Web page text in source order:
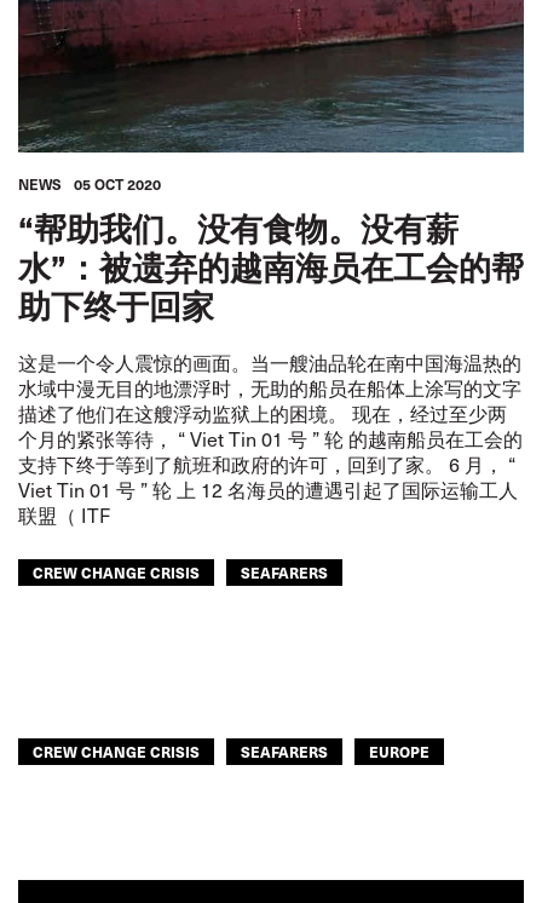
NEWS 05 OCT 2020
“帮助我们。没有食物。没有薪
水”：被遗弃的越南海员在工会的帮
助下终于回家
这是一个令人震惊的画面。当一艘油品轮在南中国海温热的
水域中漫无目的地漂浮时，无助的船员在船体上涂写的文字
描述了他们在这艘浮动监狱上的困境。 现在，经过至少两
个月的紧张等待， “ Viet Tin 01 号 ” 轮 的越南船员在工会的
支持下终于等到了航班和政府的许可，回到了家。 6 月， “
Viet Tin 01 号 ” 轮 上 12 名海员的遭遇引起了国际运输工人
联盟（ ITF
CREW CHANGE CRISIS
SEAFARERS
CREW CHANGE CRISIS SEAFARERS EUROPE